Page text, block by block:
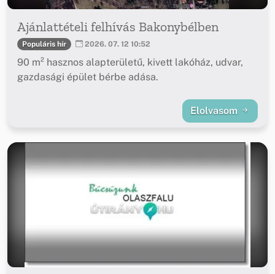
Ajánlattételi felhívás Bakonybélben
Populáris hír 2026. 07. 12 10:52
90 m² hasznos alapterületű, kivett lakóház, udvar,
gazdasági épület bérbe adása.
Elolvasom